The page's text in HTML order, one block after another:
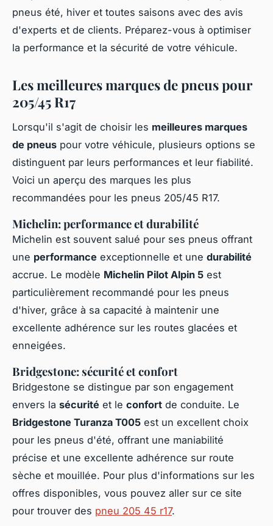
pneus été, hiver et toutes saisons avec des avis
d'experts et de clients. Préparez-vous à optimiser
la performance et la sécurité de votre véhicule.
Les meilleures marques de pneus pour
205/45 R17
Lorsqu'il s'agit de choisir les meilleures marques
de pneus pour votre véhicule, plusieurs options se
distinguent par leurs performances et leur fiabilité.
Voici un aperçu des marques les plus
recommandées pour les pneus 205/45 R17.
Michelin: performance et durabilité
Michelin est souvent salué pour ses pneus offrant
une performance exceptionnelle et une durabilité
accrue. Le modèle Michelin Pilot Alpin 5 est
particulièrement recommandé pour les pneus
d'hiver, grâce à sa capacité à maintenir une
excellente adhérence sur les routes glacées et
enneigées.
Bridgestone: sécurité et confort
Bridgestone se distingue par son engagement
envers la sécurité et le confort de conduite. Le
Bridgestone Turanza T005 est un excellent choix
pour les pneus d'été, offrant une maniabilité
précise et une excellente adhérence sur route
sèche et mouillée. Pour plus d'informations sur les
offres disponibles, vous pouvez aller sur ce site
pour trouver des pneu 205 45 r17.